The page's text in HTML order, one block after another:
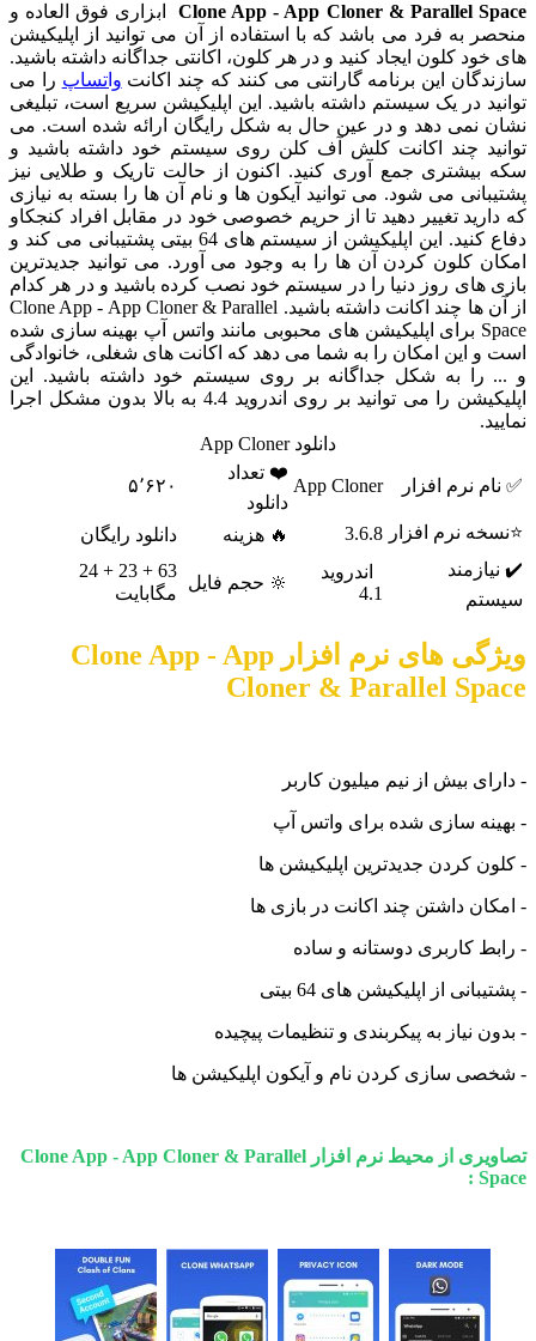
Clone App - App Cloner & Parallel Space ابزاری فوق العاده و
منحصر به فرد می باشد که با استفاده از آن می توانید از اپلیکیشن
های خود کلون ایجاد کنید و در هر کلون، اکانتی جداگانه داشته باشید.
سازندگان این برنامه گارانتی می کنند که چند اکانت واتساپ را می
توانید در یک سیستم داشته باشید. این اپلیکیشن سریع است، تبلیغی
نشان نمی دهد و در عین حال به شکل رایگان ارائه شده است. می
توانید چند اکانت کلش آف کلن روی سیستم خود داشته باشید و
سکه بیشتری جمع آوری کنید. اکنون از حالت تاریک و طلایی نیز
پشتیبانی می شود. می توانید آیکون ها و نام آن ها را بسته به نیازی
که دارید تغییر دهید تا از حریم خصوصی خود در مقابل افراد کنجکاو
دفاع کنید. این اپلیکیشن از سیستم های 64 بیتی پشتیبانی می کند و
امکان کلون کردن آن ها را به وجود می آورد. می توانید جدیدترین
بازی های روز دنیا را در سیستم خود نصب کرده باشید و در هر کدام
از آن ها چند اکانت داشته باشید. Clone App - App Cloner & Parallel
Space برای اپلیکیشن های محبوبی مانند واتس آپ بهینه سازی شده
است و این امکان را به شما می دهد که اکانت های شغلی، خانوادگی
و ... را به شکل جداگانه بر روی سیستم خود داشته باشید. این
اپلیکیشن را می توانید بر روی اندروید 4.4 به بالا بدون مشکل اجرا
نمایید.
دانلود App Cloner
✅ نام نرم افزار App Cloner
❤️ تعداد
دانلود
۵٬۶۲۰
⭐نسخه نرم افزار 3.6.8 🔥 هزینه
دانلود رایگان
✔️ نیازمند
سیستم
اندروید
4.1
🔆 حجم فایل
63 + 23 + 24
مگابایت
ویژگی های نرم افزار Clone App - App
Cloner & Parallel Space
- دارای بیش از نیم میلیون کاربر
- بهینه سازی شده برای واتس آپ
- کلون کردن جدیدترین اپلیکیشن ها
- امکان داشتن چند اکانت در بازی ها
- رابط کاربری دوستانه و ساده
- پشتیبانی از اپلیکیشن های 64 بیتی
- بدون نیاز به پیکربندی و تنظیمات پیچیده
- شخصی سازی کردن نام و آیکون اپلیکیشن ها
تصاویری از محیط نرم افزار Clone App - App Cloner & Parallel
Space :